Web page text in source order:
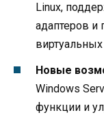
Linux,
адаптеров
Новые
Windows
функции и